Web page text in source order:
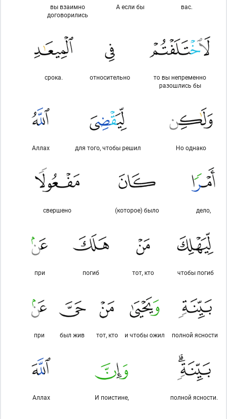
вас.
А если бы
вы взаимно
договорились
то вы непременно
разошлись бы
относительно
срока.
Но однако
для того, чтобы решил
Аллах
дело,
(которое) было
свершено
чтобы погиб
тот, кто
погиб
при
полной ясности
и чтобы ожил
тот, кто
был жив
при
полной ясности.
И поистине,
Аллах